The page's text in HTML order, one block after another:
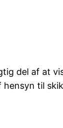
del af at
til